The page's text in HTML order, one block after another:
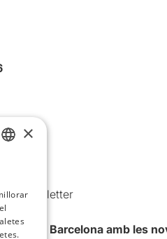
i Newsletter
Teatre Barcelona amb les
×